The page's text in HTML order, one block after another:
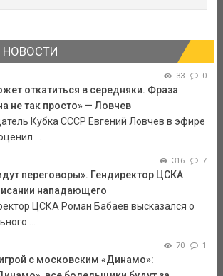
33 0
откатиться в середняки. Фраза
не так просто» — Ловчев
Кубка СССР Евгений Ловчев в эфире
...
316 7
переговоры». Гендиректор ЦСКА
нападающего
ЦСКА Роман Бабаев высказался о
...
70 1
с московским «Динамо»: